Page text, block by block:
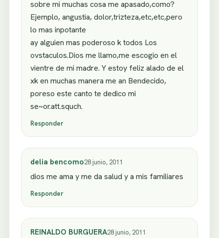
sobre mi muchas cosa me apasado,como?
Ejemplo, angustia, dolor,trizteza,etc,etc,pero
lo mas inpotante
ay alguien mas poderoso k todos Los
ovstaculos.Dios me llamo,me escogio en el
vientre de mi madre. Y estoy feliz alado de el
xk en muchas manera me an Bendecido,
poreso este canto te dedico mi
se~or.att.squch.
Responder
delia bencomo28 junio, 2011
dios me ama y me da salud y a mis familiares
Responder
REINALDO BURGUERA28 junio, 2011